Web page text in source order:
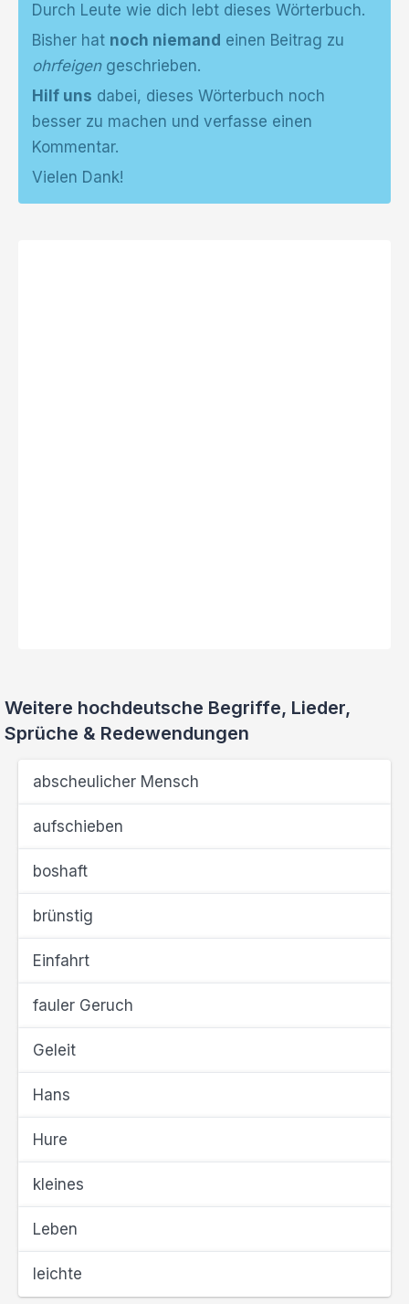
Durch Leute wie dich lebt dieses Wörterbuch.
Bisher hat noch niemand einen Beitrag zu
ohrfeigengeschrieben.
Hilf uns dabei, dieses Wörterbuch noch
besser zu machen und verfasse einen
Kommentar.
Vielen Dank!
Weitere hochdeutsche Begriffe, Lieder,
Sprüche & Redewendungen
abscheulicher Mensch
aufschieben
boshaft
brünstig
Einfahrt
fauler Geruch
Geleit
Hans
Hure
kleines
Leben
leichte